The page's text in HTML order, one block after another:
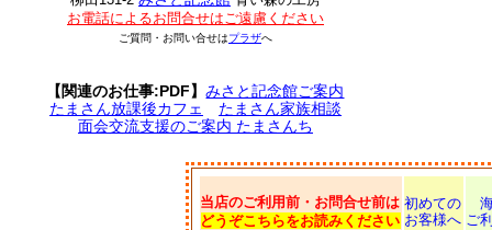
お電話によるお問合せはご遠慮ください
ご質問・お問い合せはプラザへ
【関連のお仕事:PDF】みさと記念館ご案内
たまさん放課後カフェ
たまさん家族相談
面会交流支援のご案内 たまさんち
当店のご利用前・お問合せ前は
どうぞこちらをお読みください
初めての
お客様へ ご